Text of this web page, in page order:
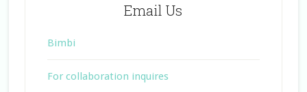
Email Us
Bimbi
For collaboration inquires